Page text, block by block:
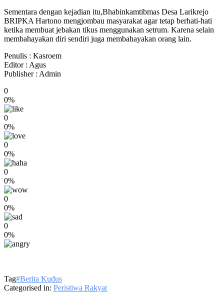
Sementara dengan kejadian itu,Bhabinkamtibmas Desa Larikrejo
BRIPKA Hartono mengjombau masyarakat agar tetap berhati-hati
ketika membuat jebakan tikus menggunakan setrum. Karena selain
membahayakan diri sendiri juga membahayakan orang lain.
Penulis : Kasroem
Editor : Agus
Publisher : Admin
0
0%
0
0%
0
0%
0
0%
0
0%
0
0%
Tag#Berita Kudus
Categorised in: Peristiwa Rakyat